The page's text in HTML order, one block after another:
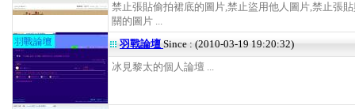
禁止張貼偷拍裙底的圖片,禁止盜用他人圖片,禁止張
關的圖片 ...
羽戰論壇 Since : (2010-03-19 19:20:32)
冰見黎太的個人論壇 ...